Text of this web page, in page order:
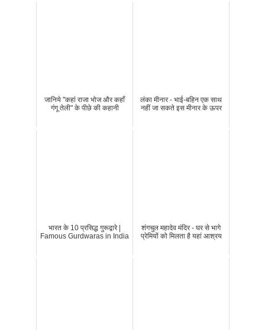
जानिये "कहां राजा भोज और कहाँ
गंगू तेली" के पीछे की कहानी
लंका मीनार - भाई-बहिन एक साथ
नहीं जा सकते इस मीनार के ऊपर
भारत के 10 प्रसिद्ध गुरूद्वारे |
Famous Gurdwaras in India
शंगचुल महादेव मंदिर - घर से भागे
प्रेमियों को मिलता है यहां आश्रय